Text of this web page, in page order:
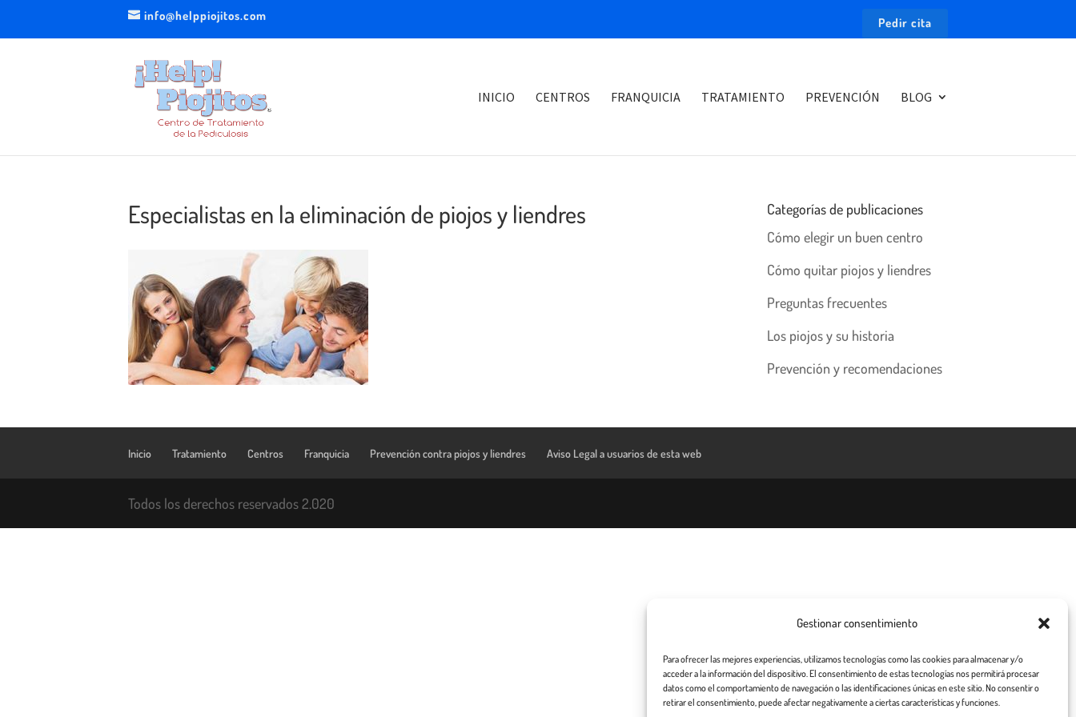
Gestionar consentimiento
Para ofrecer las mejores experiencias, utilizamos tecnologías como las cookies para almacenar y/o
acceder a la información del dispositivo. El consentimiento de estas tecnologías nos permitirá procesar
datos como el comportamiento de navegación o las identificaciones únicas en este sitio. No consentir o
retirar el consentimiento, puede afectar negativamente a ciertas características y funciones.
info@helppiojitos.com Pedir cita
INICIO CENTROS FRANQUICIA TRATAMIENTO PREVENCIÓN BLOG
Especialistas en la eliminación de piojos y liendres
Categorías de publicaciones
Cómo elegir un buen centro
Cómo quitar piojos y liendres
Preguntas frecuentes
Los piojos y su historia
Prevención y recomendaciones
Inicio Tratamiento Centros Franquicia Prevención contra piojos y liendres Aviso Legal a usuarios de esta web
Todos los derechos reservados 2.020